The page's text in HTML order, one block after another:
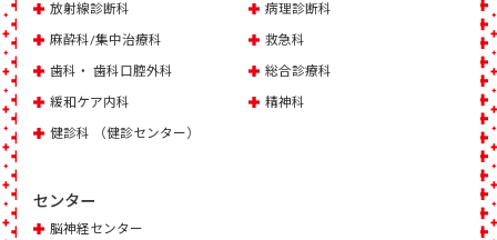
放射線診断科
病理診断科
麻酔科/集中治療科
救急科
歯科・ 歯科口腔外科
総合診療科
緩和ケア内科
精神科
健診科 （健診センター）
センター
脳神経センター